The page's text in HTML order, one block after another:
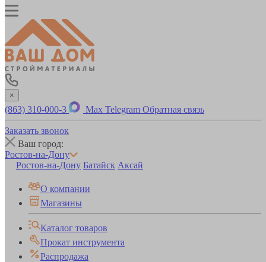
×
(863) 310-000-3 Max Telegram Обратная связь
Заказать звонок
Ваш город:
Ростов-на-Дону
Ростов-на-Дону Батайск Аксай
О компании
Магазины
Каталог товаров
Прокат инструмента
Распродажа